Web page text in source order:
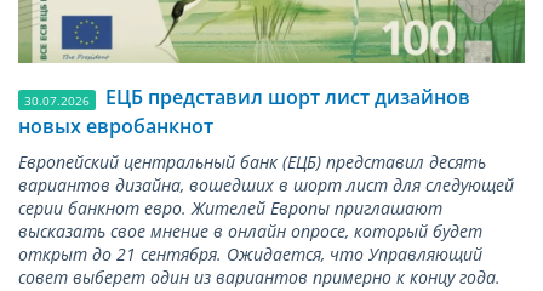
30.07.2026
ЕЦБ представил шорт лист дизайнов
новых евробанкнот
Европейский центральный банк (ЕЦБ) представил десять
вариантов дизайна, вошедших в шорт лист для следующей
серии банкнот евро. Жителей Европы приглашают
высказать свое мнение в онлайн опросе, который будет
открыт до 21 сентября. Ожидается, что Управляющий
совет выберет один из вариантов примерно к концу года.